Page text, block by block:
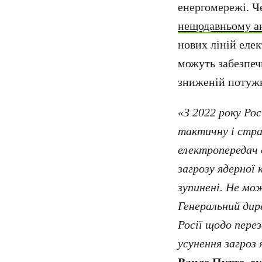
енергомережі.
нещодавньому
нових ліній
можуть
зниженій
«З 2022 року
тактичну і
загрозу
зупинені. Не
Генеральний
Росії щодо
усунення загроз